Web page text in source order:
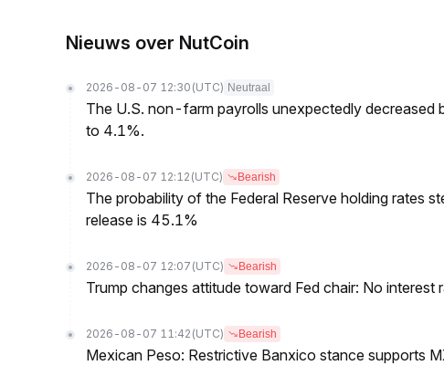
Nieuws over NutCoin
2026-08-07 12:30 (UTC) Neutraal
The U.S. non-farm payrolls unexpectedly decreased
to 4.1%.
2026-08-07 12:12 (UTC) Bearish
The probability of the Federal Reserve holding rates
release is 45.1%
2026-08-07 12:07 (UTC) Bearish
Trump changes attitude toward Fed chair: No interest
2026-08-07 11:42 (UTC) Bearish
Mexican Peso: Restrictive Banxico stance supports